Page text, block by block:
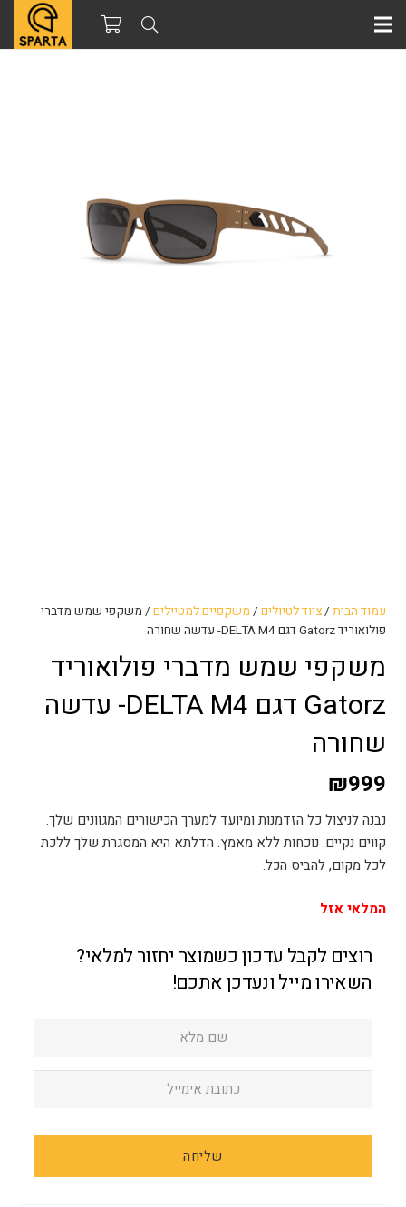
עמוד הבית /ציוד לטיולים / משקפיים למטיילים / משקפי שמש מדברי
פולואוריד Gatorz דגם DELTA M4- עדשה שחורה
משקפי שמש מדברי פולואוריד
Gatorz דגם DELTA M4- עדשה
שחורה
₪999
נבנה לניצול כל הזדמנות ומיועד למערך הכישורים המגוונים שלך.
קווים נקיים. נוכחות ללא מאמץ. הדלתא היא המסגרת שלך ללכת
לכל מקום, להביס הכל.
המלאי אזל
רוצים לקבל עדכון כשמוצר יחזור למלאי?
השאירו מייל ונעדכן אתכם!